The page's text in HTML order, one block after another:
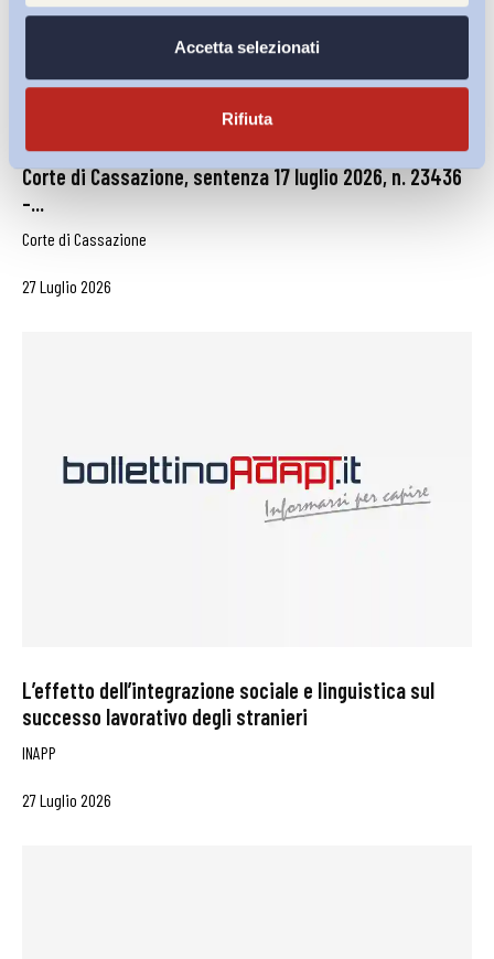
Accetta selezionati
Rifiuta
Corte di Cassazione, sentenza 17 luglio 2026, n. 23436
–...
Corte di Cassazione
27 Luglio 2026
L’effetto dell’integrazione sociale e linguistica sul
successo lavorativo degli stranieri
INAPP
27 Luglio 2026